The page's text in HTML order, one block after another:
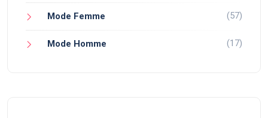
Mode Femme (57)
Mode Homme (17)